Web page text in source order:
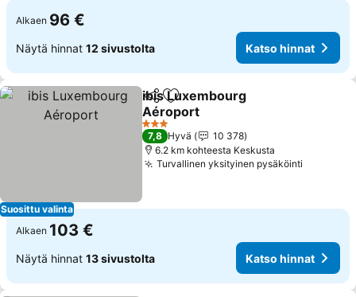
Alkaen 96 €
Näytä hinnat 12 sivustolta Katso hinnat
Suosittu valinta
Jaa Lisää suosikkeihin
ibis Luxembourg
Aéroport
Katso hinnat
3 Tähtiluokitus
7,8 Hyvä
10 378
6.2 km kohteesta Keskusta
Turvallinen yksityinen pysäköinti
Alkaen 103 €
Näytä hinnat 13 sivustolta Katso hinnat